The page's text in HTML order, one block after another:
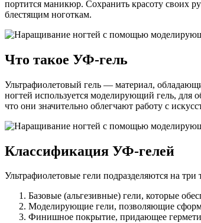
портится маникюр. Сохранить красоту своих
блестящим ноготкам.
Что такое УФ-гель
Ультрафиолетовый гель — материал,
ногтей используется моделирующий гель,
что они значительно облегчают работу с
Классификация УФ-гелей
Ультрафиолетовые гели подразделяются на три
Базовые (альгезивные) гели, которые
Моделирующие гели, позволяющие
Финишное покрытие, придающее